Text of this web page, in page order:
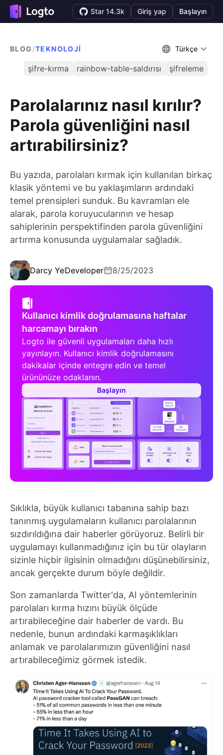
Star 14.3k Giriş yap Başlayın
BLOG /TEKNOLOJI Türkçe
şifre-kırma rainbow-table-saldırısı şifreleme
Parolalarınız nasıl kırılır?
Parola güvenliğini nasıl
artırabilirsiniz?
Bu yazıda, parolaları kırmak için kullanılan birkaç
klasik yöntemi ve bu yaklaşımların ardındaki
temel prensipleri sunduk. Bu kavramları ele
alarak, parola koruyucularının ve hesap
sahiplerinin perspektifinden parola güvenliğini
artırma konusunda uygulamalar sağladık.
Darcy YeDeveloper 8/25/2023
Kullanıcı kimlik doğrulamasına haftalar
harcamayı bırakın
Logto ile güvenli uygulamaları daha hızlı
yayınlayın. Kullanıcı kimlik doğrulamasını
dakikalar içinde entegre edin ve temel
ürününüze odaklanın.
Başlayın
Sıklıkla, büyük kullanıcı tabanına sahip bazı
tanınmış uygulamaların kullanıcı parolalarının
sızdırıldığına dair haberler görüyoruz. Belirli bir
uygulamayı kullanmadığınız için bu tür olayların
sizinle hiçbir ilgisinin olmadığını düşünebilirsiniz,
ancak gerçekte durum böyle değildir.
Son zamanlarda Twitter'da, AI yöntemlerinin
parolaları kırma hızını büyük ölçüde
artırabileceğine dair haberler de vardı. Bu
nedenle, bunun ardındaki karmaşıklıkları
anlamak ve parolalarımızın güvenliğini nasıl
artırabileceğimiz görmek istedik.